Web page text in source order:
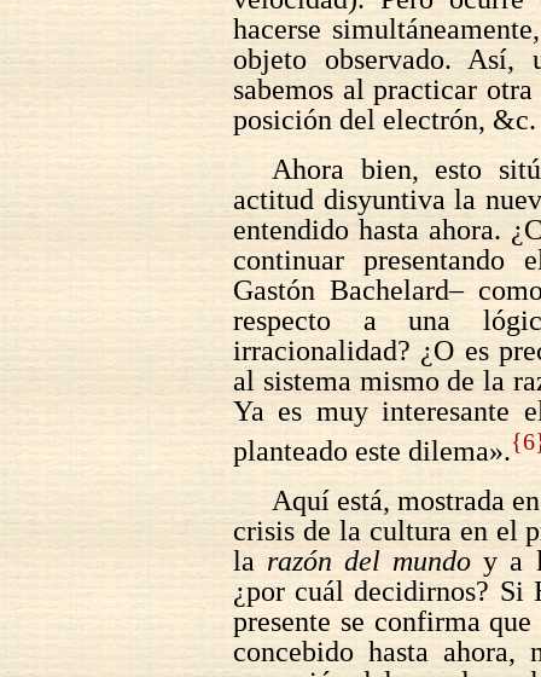
hacerse
objeto observado. Así,
sabemos al practicar
posición del electrón, &c.
Ahora bien, esto
actitud disyuntiva la
entendido hasta ahora.
continuar
Gastón Bachelard–
respecto a una
irracionalidad? ¿O es
al sistema mismo de la
Ya es muy interesante
planteado este dilema».
Aquí está, mostrada
crisis de la cultura en el
la razón del mundo y a
¿por cuál decidirnos? Si
presente se confirma
concebido hasta